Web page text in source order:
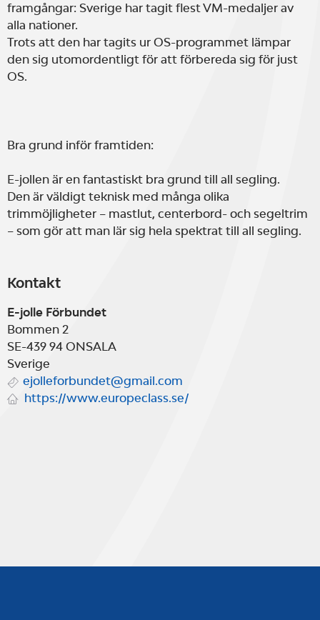
framgångar: Sverige har tagit flest VM-medaljer av
alla nationer.
Trots att den har tagits ur OS-programmet lämpar
den sig utomordentligt för att förbereda sig för just
OS.
Bra grund inför framtiden:
E-jollen är en fantastiskt bra grund till all segling.
Den är väldigt teknisk med många olika
trimmöjligheter – mastlut, centerbord- och segeltrim
– som gör att man lär sig hela spektrat till all segling.
Kontakt
E-jolle Förbundet
Bommen 2
SE-439 94 ONSALA
Sverige
ejolleforbundet@gmail.com
https://www.europeclass.se/